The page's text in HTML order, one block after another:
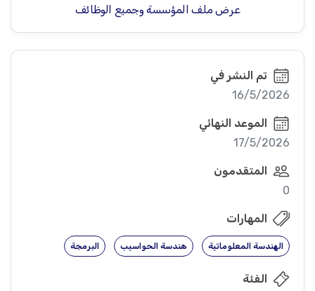
عرض ملف المؤسسة وجميع الوظائف
تم النشر في
16/5/2026
الموعد النهائي
17/5/2026
المتقدمون
0
المهارات
الهندسة المعلوماتية هندسة الحواسيب البرمجة
الفئة